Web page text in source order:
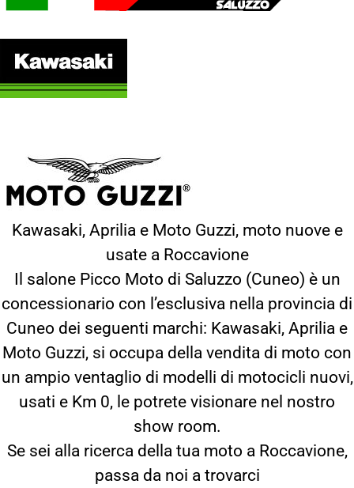
Kawasaki, Aprilia e Moto Guzzi, moto nuove e
usate a Roccavione
Il salone Picco Moto di Saluzzo (Cuneo) è un
concessionario con l’esclusiva nella provincia di
Cuneo dei seguenti marchi: Kawasaki, Aprilia e
Moto Guzzi, si occupa della vendita di moto con
un ampio ventaglio di modelli di motocicli nuovi,
usati e Km 0, le potrete visionare nel nostro
show room.
Se sei alla ricerca della tua moto a Roccavione,
passa da noi a trovarci